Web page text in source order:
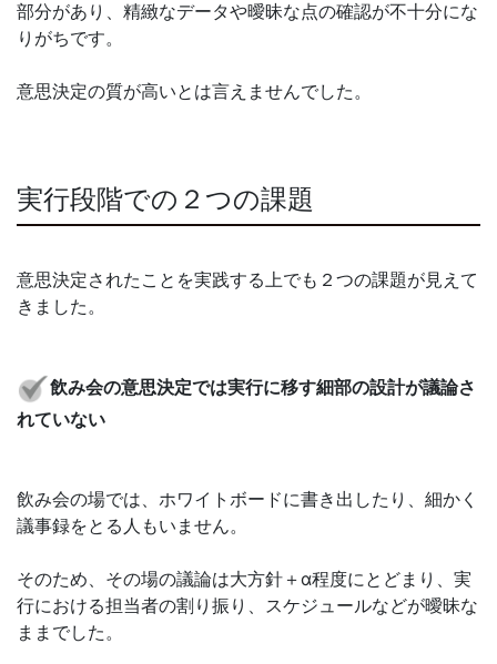
部分があり、精緻なデータや曖昧な点の確認が不十分にな
りがちです。
意思決定の質が高いとは言えませんでした。
実行段階での２つの課題
意思決定されたことを実践する上でも２つの課題が見えて
きました。
飲み会の意思決定では実行に移す細部の設計が議論さ
れていない
飲み会の場では、ホワイトボードに書き出したり、細かく
議事録をとる人もいません。
そのため、その場の議論は大方針＋α程度にとどまり、実
行における担当者の割り振り、スケジュールなどが曖昧な
ままでした。